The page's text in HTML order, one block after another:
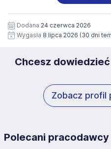
siedziby administratora.
https://www.workprofit.pl/
wizerunku), na potrzeby
12 miesięcy. Zgoda jest
czasie wycofana.
Dodana 24 czerwca 2026
Wygasła 8 lipca 2026 (30 dni
Chcesz
Zobacz profil
Polecani pracodawcy